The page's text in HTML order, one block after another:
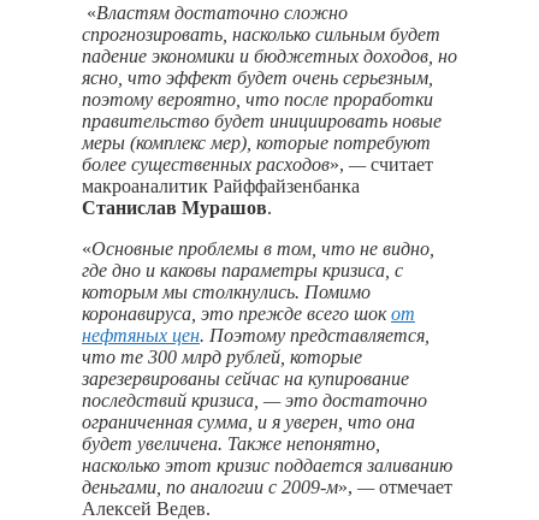
«Властям достаточно сложно
спрогнозировать, насколько сильным будет
падение экономики и бюджетных доходов, но
ясно, что эффект будет очень серьезным,
поэтому вероятно, что после проработки
правительство будет инициировать новые
меры (комплекс мер), которые потребуют
более существенных расходов», —считает
макроаналитик Райффайзенбанка
Станислав Мурашов.
«Основные проблемы в том, что не видно,
где дно и каковы параметры кризиса, с
которым мы столкнулись. Помимо
коронавируса, это прежде всего шокот
нефтяных цен. Поэтому представляется,
что те 300 млрд рублей, которые
зарезервированы сейчас на купирование
последствий кризиса, — это достаточно
ограниченная сумма, и я уверен, что она
будет увеличена. Также непонятно,
насколько этот кризис поддается заливанию
деньгами, по аналогии с 2009-м», —отмечает
Алексей Ведев.